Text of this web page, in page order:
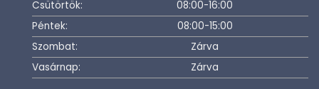
Csütörtök:
08:00-16:00
Péntek:
08:00-15:00
Szombat:
Zárva
Vasárnap:
Zárva